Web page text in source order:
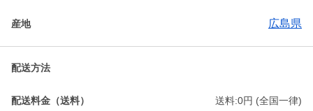
産地 広島県
配送方法
配送料金（送料） 送料:0円 (全国一律)